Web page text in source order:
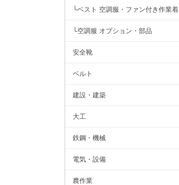
└ベスト 空調服・ファン付き作業着
└空調服 オプション・部品
安全靴
ベルト
建設・建築
大工
鉄鋼・機械
電気・設備
農作業